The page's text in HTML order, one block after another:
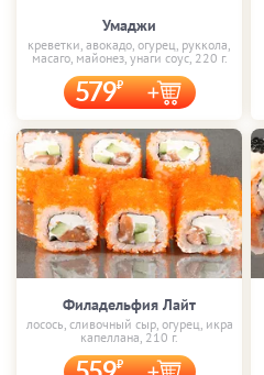
Умаджи
креветки, авокадо, огурец, руккола,
масаго, майонез, унаги соус, 220 г.
579
Филадельфия Лайт
лосось, сливочный сыр, огурец, икра
капеллана, 210 г.